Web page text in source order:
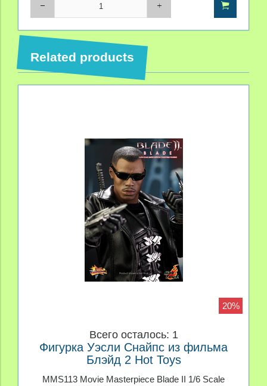
Related products
20%
Всего осталось: 1
Фигурка Уэсли Снайпс из фильма
Блэйд 2 Hot Toys
MMS113 Movie Masterpiece Blade II 1/6 Scale